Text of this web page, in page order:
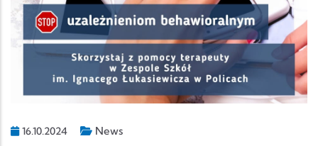
16.10.2024 News